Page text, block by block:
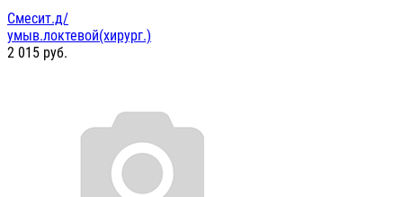
Смесит.д/
умыв.локтевой(хирург.)
2 015 руб.